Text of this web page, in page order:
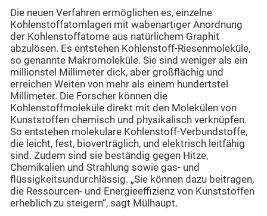
Die neuen Verfahren ermöglichen es, einzelne
Kohlenstoffatomlagen mit wabenartiger Anordnung
der Kohlenstoffatome aus natürlichem Graphit
abzulösen. Es entstehen Kohlenstoff-Riesenmoleküle,
so genannte Makromoleküle. Sie sind weniger als ein
millionstel Millimeter dick, aber großflächig und
erreichen Weiten von mehr als einem hundertstel
Millimeter. Die Forscher können die
Kohlenstoffmoleküle direkt mit den Molekülen von
Kunststoffen chemisch und physikalisch verknüpfen.
So entstehen molekulare Kohlenstoff-Verbundstoffe,
die leicht, fest, bioverträglich, und elektrisch leitfähig
sind. Zudem sind sie beständig gegen Hitze,
Chemikalien und Strahlung sowie gas- und
flüssigkeitsundurchlässig. „Sie können dazu beitragen,
die Ressourcen- und Energieeffizienz von Kunststoffen
erheblich zu steigern“, sagt Mülhaupt.